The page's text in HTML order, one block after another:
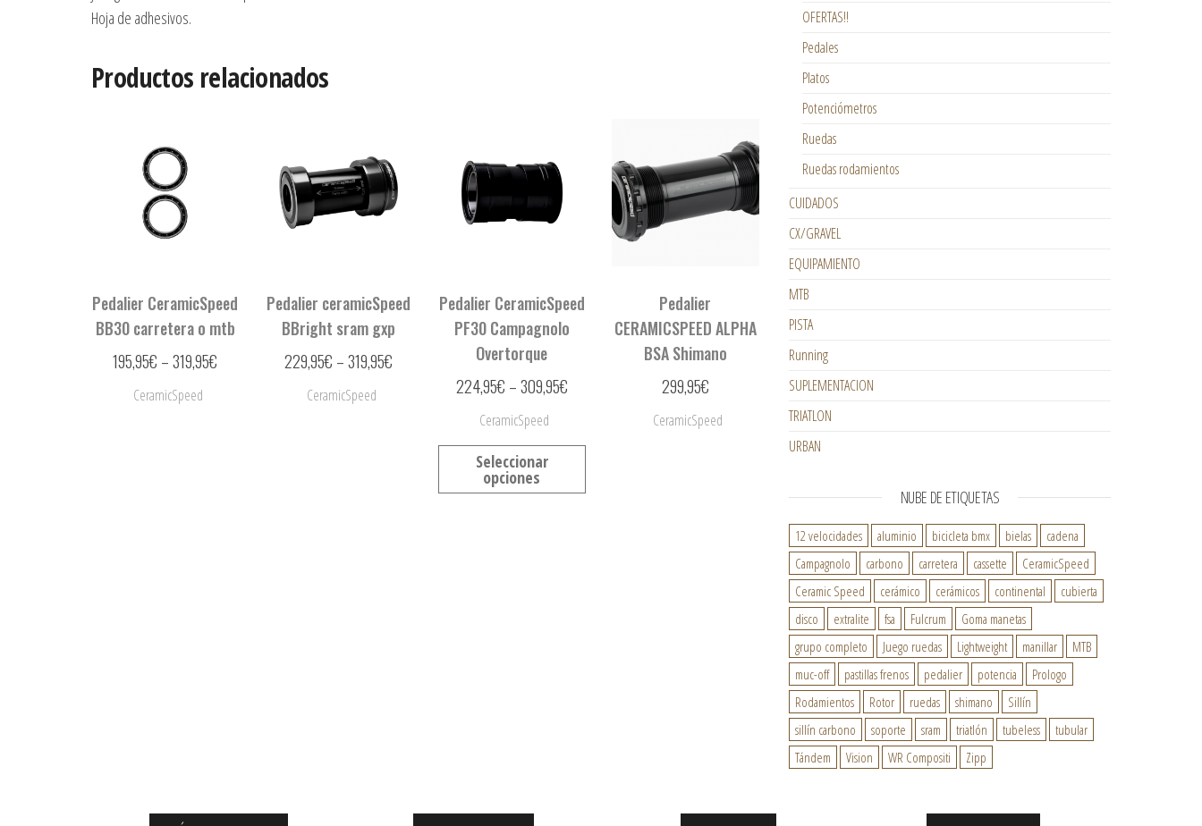
Hoja de adhesivos.
Productos relacionados
Pedalier CeramicSpeed
BB30 carretera o mtb
195,95€ –319,95€
CeramicSpeed
Pedalier ceramicSpeed
BBright sram gxp
229,95€ –319,95€
CeramicSpeed
Pedalier CeramicSpeed
PF30 Campagnolo
Overtorque
224,95€ –309,95€
CeramicSpeed
Seleccionar
opciones
Pedalier
CERAMICSPEED ALPHA
BSA Shimano
299,95€
CeramicSpeed
OFERTAS!!
Pedales
Platos
Potenciómetros
Ruedas
Ruedas rodamientos
CUIDADOS
CX/GRAVEL
EQUIPAMIENTO
MTB
PISTA
Running
SUPLEMENTACION
TRIATLON
URBAN
NUBE DE ETIQUETAS
12 velocidades aluminio bicicleta bmx bielas
cadena
Campagnolo
carbono carretera cassette
CeramicSpeed
Ceramic Speed
cerámico cerámicos continental
cubierta
disco
extralite fsa Fulcrum
Goma manetas
grupo completo
Juego ruedas Lightweight manillar
MTB
muc-off
pastillas frenos pedalier potencia
Prologo
Rodamientos
Rotor ruedas shimano
Sillín
sillín carbono
soporte sram triatlón tubeless
tubular
Tándem
Vision WR Compositi Zipp